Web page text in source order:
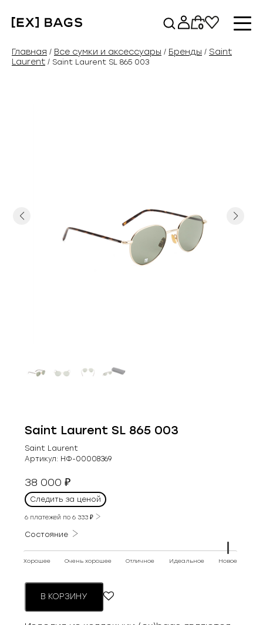
содержимому
0
Главная / Все сумки и аксессуары / Бренды / Saint
Laurent / Saint Laurent SL 865 003
Previous Next
Saint Laurent SL 865 003
Saint Laurent
Артикул: НФ-00008369
38 000₽
Следить за ценой
6 платежей по6 333₽
Состояние
Хорошее Очень хорошее Отличное Идеальное Новое
В КОРЗИНУ